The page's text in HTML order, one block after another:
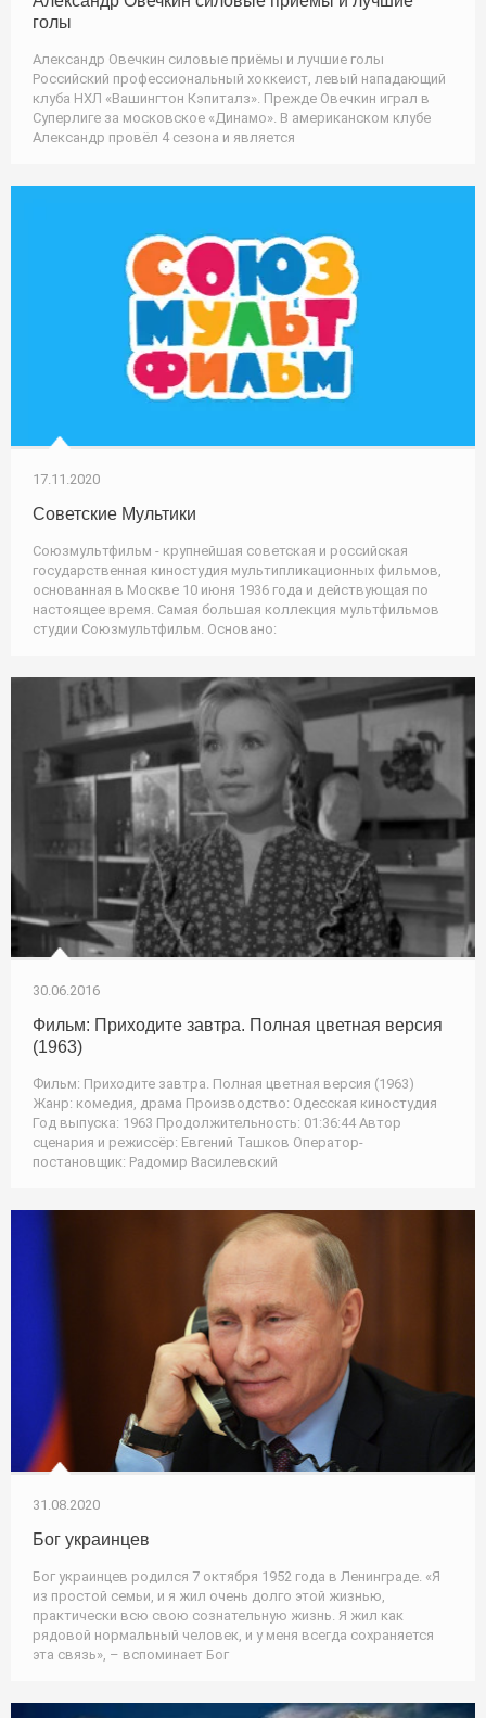
голы
Александр Овечкин силовые приёмы и лучшие голы
Российский профессиональный хоккеист, левый нападающий
клуба НХЛ «Вашингтон Кэпиталз». Прежде Овечкин играл в
Суперлиге за московское «Динамо». В американском клубе
Александр провёл 4 сезона и является
17.11.2020
Советские Мультики
Союзмультфильм - крупнейшая советская и российская
государственная киностудия мультипликационных фильмов,
основанная в Москве 10 июня 1936 года и действующая по
настоящее время. Самая большая коллекция мультфильмов
студии Союзмультфильм. Основано:
30.06.2016
Фильм: Приходите завтра. Полная цветная версия
(1963)
Фильм: Приходите завтра. Полная цветная версия (1963)
Жанр: комедия, драма Производство: Одесская киностудия
Год выпуска: 1963 Продолжительность: 01:36:44 Автор
сценария и режиссёр: Евгений Ташков Оператор-
постановщик: Радомир Василевский
31.08.2020
Бог украинцев
Бог украинцев родился 7 октября 1952 года в Ленинграде. «Я
из простой семьи, и я жил очень долго этой жизнью,
практически всю свою сознательную жизнь. Я жил как
рядовой нормальный человек, и у меня всегда сохраняется
эта связь», – вспоминает Бог